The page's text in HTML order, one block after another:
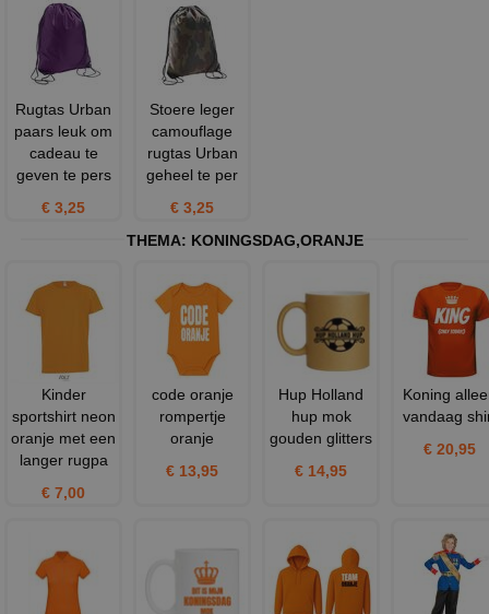
Rugtas Urban
paars leuk om
cadeau te
geven te pers
€ 3,25
Stoere leger
camouflage
rugtas Urban
geheel te per
€ 3,25
THEMA: KONINGSDAG,ORANJE
Kinder
sportshirt neon
oranje met een
langer rugpa
€ 7,00
code oranje
rompertje
oranje
€ 13,95
Hup Holland
hup mok
gouden glitters
€ 14,95
Koning
vandaag
€ 20,95